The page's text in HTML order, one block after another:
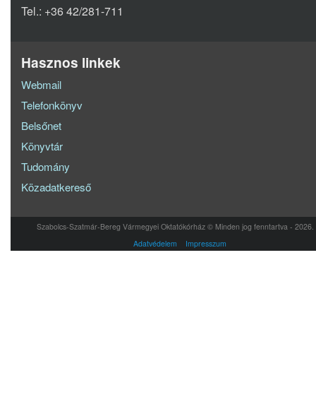
Tel.: +36 42/281-711
Hasznos linkek
Webmail
Telefonkönyv
Belsőnet
Könyvtár
Tudomány
Közadatkereső
Szabolcs-Szatmár-Bereg Vármegyei Oktatókórház © Minden jog fenntartva - 2026.
Adatvédelem
Impresszum